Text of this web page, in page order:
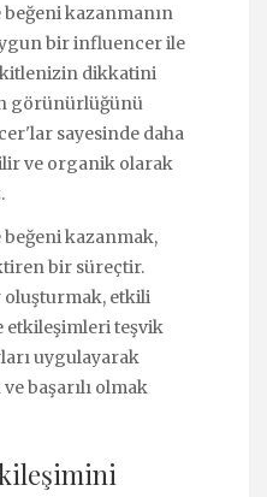
kazanmanın
bir influencer ile
dikkatini
görünürlüğünü
sayesinde daha
ve organik olarak
kazanmak,
bir süreçtir.
etkili
etkileşimleri teşvik
uygulayarak
başarılı olmak